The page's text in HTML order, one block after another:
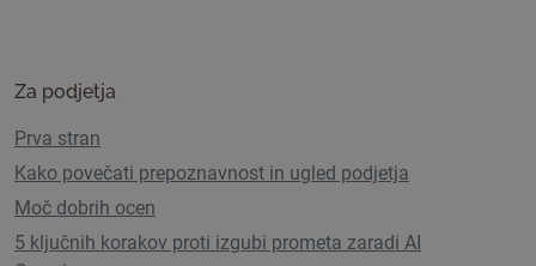
Za podjetja
Prva stran
Kako povečati prepoznavnost in ugled podjetja
Moč dobrih ocen
5 ključnih korakov proti izgubi prometa zaradi AI